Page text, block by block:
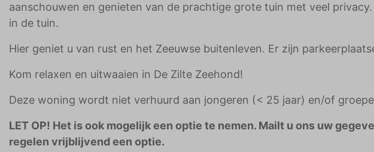
aanschouwen en genieten van de prachtige grote tuin met veel
in de tuin.
Hier geniet u van rust en het Zeeuwse buitenleven. Er zijn
Kom relaxen en uitwaaien in De Zilte Zeehond!
Deze woning wordt niet verhuurd aan jongeren (< 25 jaar) en/of
LET OP! Het is ook mogelijk een optie te nemen. Mailt u ons uw
regelen vrijblijvend een optie.